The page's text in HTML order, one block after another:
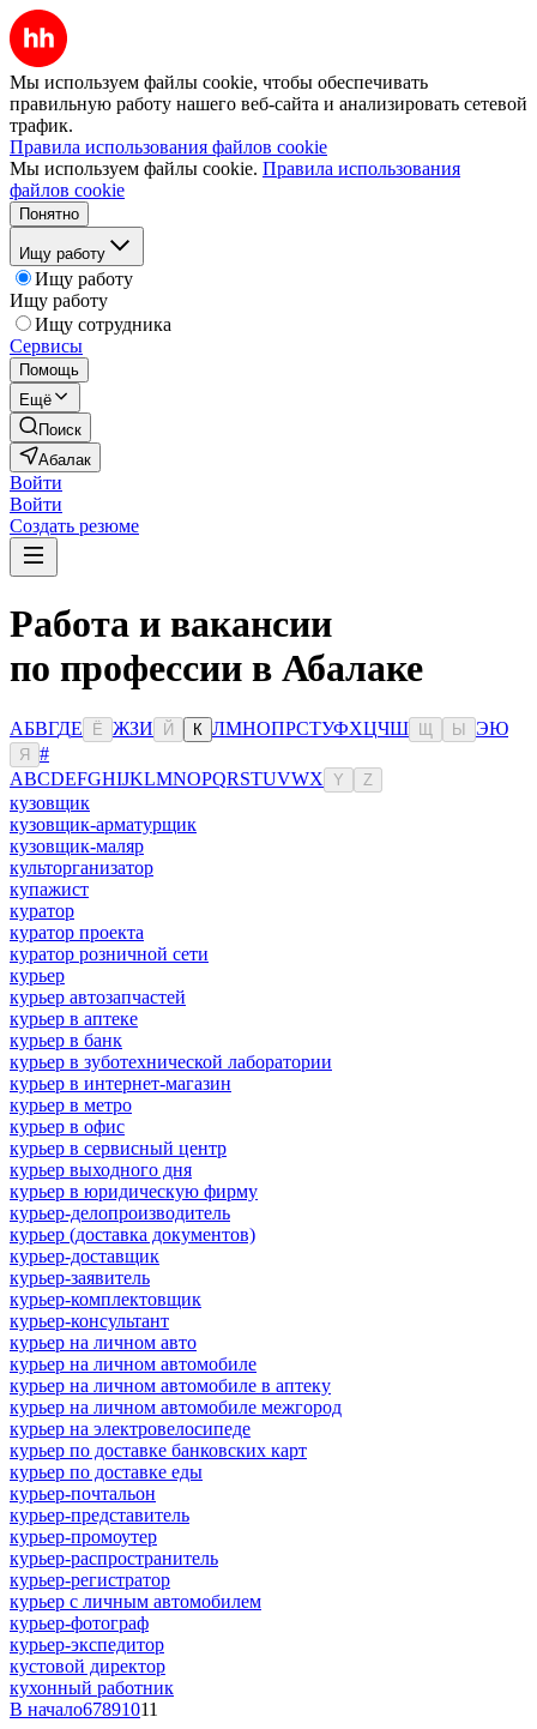
Мы используем файлы cookie, чтобы обеспечивать
правильную работу нашего веб-сайта и анализировать сетевой
трафик.
Правила использования файлов cookie
Мы используем файлы cookie. Правила использования
файлов cookie
Понятно
Ищу работу
Ищу работу
Ищу работу
Ищу сотрудника
Сервисы
Помощь
Ещё
Поиск
Абалак
Войти
Войти
Создать резюме
Работа и вакансии
по профессии в Абалаке
АБВГДЕ Ё ЖЗИ Й К ЛМНОПРСТУФХЦЧШ Ы ЭЮ
Я
#
ABCDEFGHIJKLMNOPQRSTUVWX Y Z
кузовщик
кузовщик-арматурщик
кузовщик-маляр
культорганизатор
купажист
куратор
куратор проекта
куратор розничной сети
курьер
курьер автозапчастей
курьер в аптеке
курьер в банк
курьер в зуботехнической лаборатории
курьер в интернет-магазин
курьер в метро
курьер в офис
курьер в сервисный центр
курьер выходного дня
курьер в юридическую фирму
курьер-делопроизводитель
курьер (доставка документов)
курьер-доставщик
курьер-заявитель
курьер-комплектовщик
курьер-консультант
курьер на личном авто
курьер на личном автомобиле
курьер на личном автомобиле в аптеку
курьер на личном автомобиле межгород
курьер на электровелосипеде
курьер по доставке банковских карт
курьер по доставке еды
курьер-почтальон
курьер-представитель
курьер-промоутер
курьер-распространитель
курьер-регистратор
курьер с личным автомобилем
курьер-фотограф
курьер-экспедитор
кустовой директор
кухонный работник
В начало67891011